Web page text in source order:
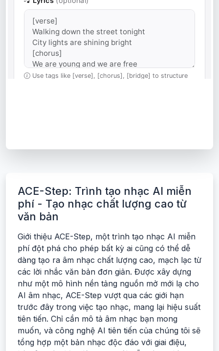
ACE-Step: Trình tạo nhạc AI miễn
phí - Tạo nhạc chất lượng cao từ
văn bản
Giới thiệu ACE-Step, một trình tạo nhạc AI miễn
phí đột phá cho phép bất kỳ ai cũng có thể dễ
dàng tạo ra âm nhạc chất lượng cao, mạch lạc từ
các lời nhắc văn bản đơn giản. Được xây dựng
như một mô hình nền tảng nguồn mở mới lạ cho
AI âm nhạc, ACE-Step vượt qua các giới hạn
trước đây trong việc tạo nhạc, mang lại hiệu suất
tiên tiến. Chỉ cần mô tả âm nhạc bạn mong
muốn, và công nghệ AI tiên tiến của chúng tôi sẽ
tổng hợp một bản nhạc độc đáo với giai điệu,